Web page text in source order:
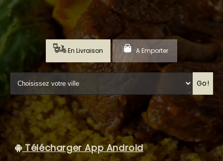
VOTRE COMPTE
RÉSERVATION
NOTRE RESTAURANT
VOS AVIS
MENTIONS LÉGALES
C.G.V
En Livraison A Emporter
Go!
Télécharger App Android